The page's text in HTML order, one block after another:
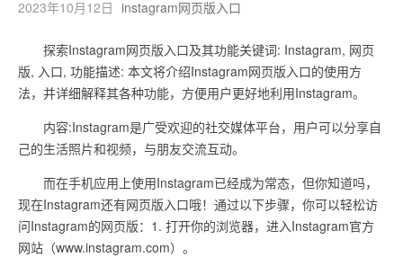
2023年10月12日 instagram网页版入口
探索Instagram网页版入口及其功能关键词: Instagram, 网页
版, 入口, 功能描述: 本文将介绍Instagram网页版入口的使用方
法，并详细解释其各种功能，方便用户更好地利用Instagram。
内容:Instagram是广受欢迎的社交媒体平台，用户可以分享自
己的生活照片和视频，与朋友交流互动。
而在手机应用上使用Instagram已经成为常态，但你知道吗，
现在Instagram还有网页版入口哦！通过以下步骤，你可以轻松访
问Instagram的网页版：1. 打开你的浏览器，进入Instagram官方
网站（www.instagram.com）。